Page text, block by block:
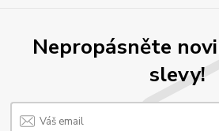
Nepropásněte
slevy!